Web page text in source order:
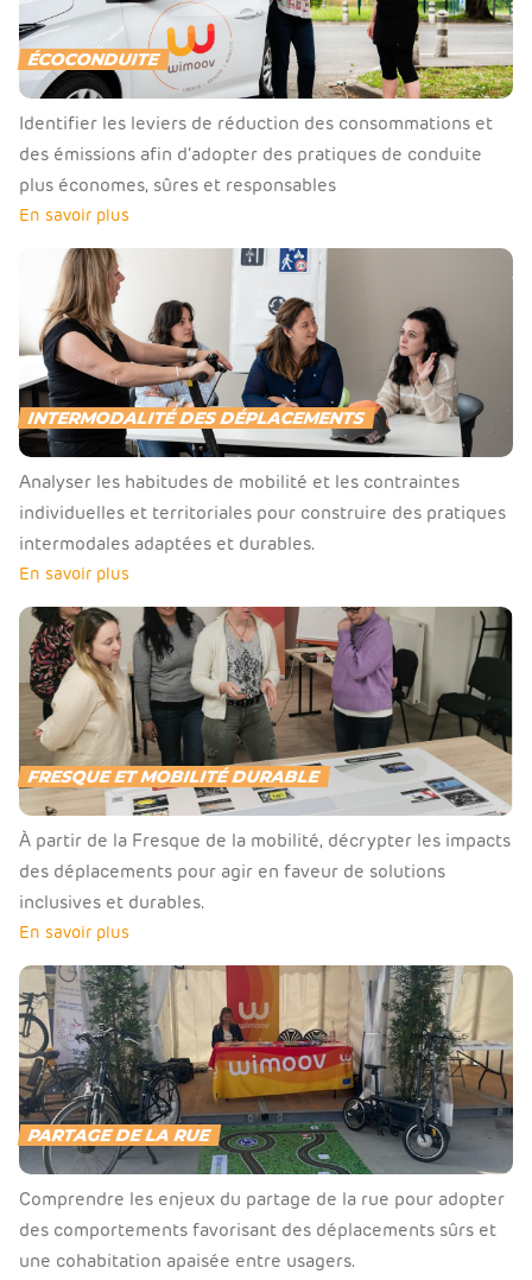
ÉCOCONDUITE
Identifier les leviers de réduction des consommations et
des émissions afin d’adopter des pratiques de conduite
plus économes, sûres et responsables
En savoir plus
INTERMODALITÉ DES DÉPLACEMENTS
Analyser les habitudes de mobilité et les contraintes
individuelles et territoriales pour construire des pratiques
intermodales adaptées et durables.
En savoir plus
FRESQUE ET MOBILITÉ DURABLE
À partir de la Fresque de la mobilité, décrypter les impacts
des déplacements pour agir en faveur de solutions
inclusives et durables.
En savoir plus
PARTAGE DE LA RUE
Comprendre les enjeux du partage de la rue pour adopter
des comportements favorisant des déplacements sûrs et
une cohabitation apaisée entre usagers.